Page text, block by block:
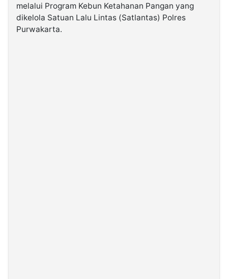
Media
melalui Program Kebun Ketahanan Pangan yang
dikelola Satuan Lalu Lintas (Satlantas) Polres
Purwakarta.